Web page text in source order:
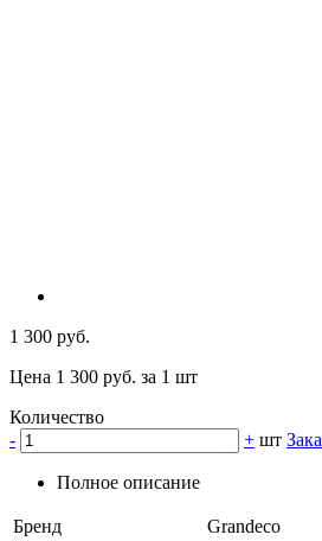
1 300 руб.
Цена 1 300 руб. за 1 шт
Количество
-
+ шт
Полное описание
Бренд
Grandeco